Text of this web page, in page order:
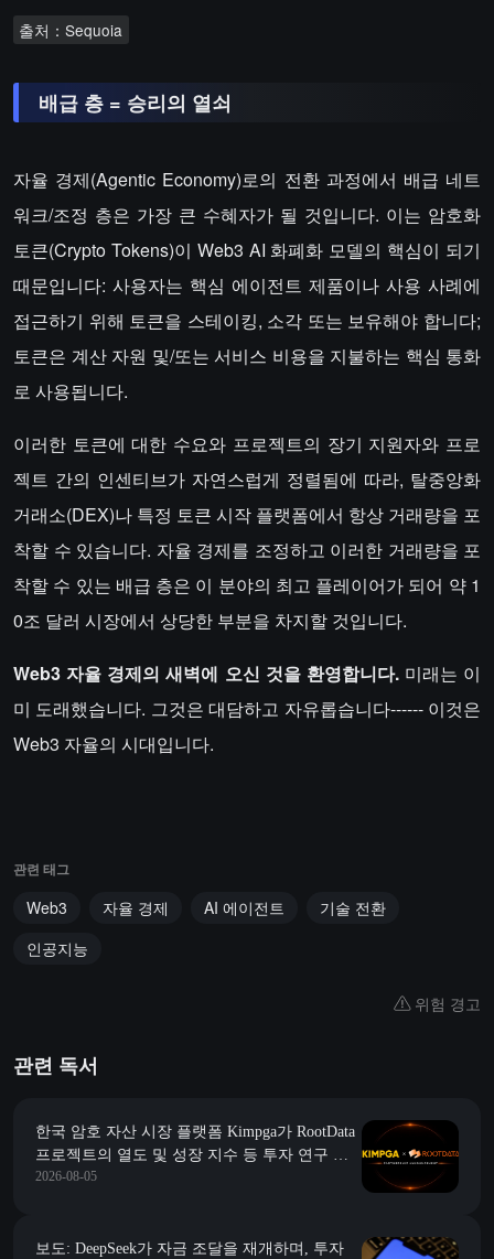
배급 층 = 승리의 열쇠
자율 경제(Agentic Economy)로의 전환 과정에서 배급 네트
워크/조정 층은 가장 큰 수혜자가 될 것입니다. 이는 암호화
토큰(Crypto Tokens)이 Web3 AI 화폐화 모델의 핵심이 되기
때문입니다: 사용자는 핵심 에이전트 제품이나 사용 사례에
접근하기 위해 토큰을 스테이킹, 소각 또는 보유해야 합니다;
토큰은 계산 자원 및/또는 서비스 비용을 지불하는 핵심 통화
로 사용됩니다.
이러한 토큰에 대한 수요와 프로젝트의 장기 지원자와 프로
젝트 간의 인센티브가 자연스럽게 정렬됨에 따라, 탈중앙화
거래소(DEX)나 특정 토큰 시작 플랫폼에서 항상 거래량을 포
착할 수 있습니다. 자율 경제를 조정하고 이러한 거래량을 포
착할 수 있는 배급 층은 이 분야의 최고 플레이어가 되어 약 1
0조 달러 시장에서 상당한 부분을 차지할 것입니다.
Web3 자율 경제의 새벽에 오신 것을 환영합니다.미래는 이
미 도래했습니다. 그것은 대담하고 자유롭습니다------ 이것은
Web3 자율의 시대입니다.
관련 태그
Web3 자율 경제 AI 에이전트
기술 전환
인공지능
위험 경고
관련 독서
한국 암호 자산 시장 플랫폼 Kimpga가 RootData
프로젝트의 열도 및 성장 지수 등 투자 연구 데
이터를 깊이 통합한다고 발표했습니다
2026-08-05
보도: DeepSeek가 자금 조달을 재개하며, 투자